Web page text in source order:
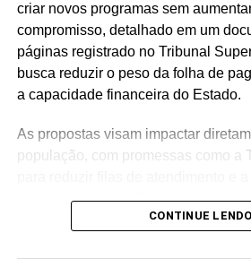
criar novos programas sem
compromisso, detalhado em um
páginas registrado no Tribunal
busca reduzir o peso da folha de
a capacidade financeira do Estado.
As propostas visam impactar
população, com promessas como a
logísticos e de acolhimento para
diagnóstico financeiro do próprio
apenas 3% da despesa total,
CONTINUE LENDO